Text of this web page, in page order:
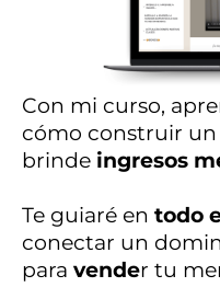
Con mi curso,
cómo construir
brinde ingresos
Te guiaré en todo
conectar un
para vender tu